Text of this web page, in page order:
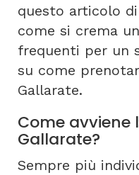
questo articolo
come si crema
frequenti per un
su come
Gallarate.
Come avviene
Gallarate?
Sempre più